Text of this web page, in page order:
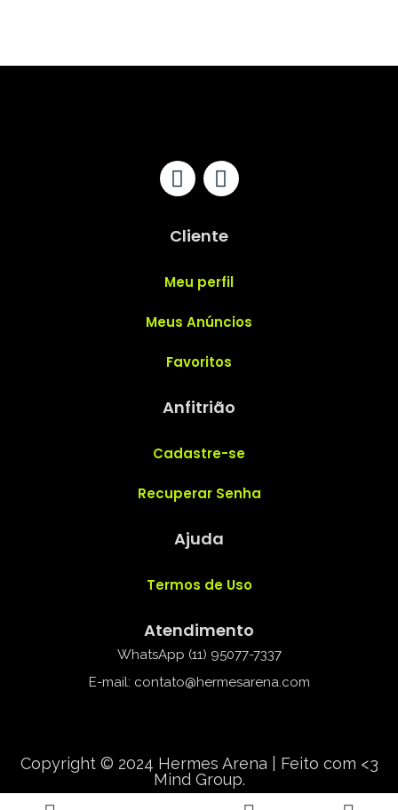
Cliente
Meu perfil
Meus Anúncios
Favoritos
Anfitrião
Cadastre-se
Recuperar Senha
Ajuda
Termos de Uso
Atendimento
WhatsApp (11) 95077-7337
E-mail: contato@hermesarena.com
Copyright © 2024 Hermes Arena | Feito com <3
Mind Group.